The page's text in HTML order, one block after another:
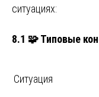
ситуациях:
8.1 🧩 Типовые
Ситуация